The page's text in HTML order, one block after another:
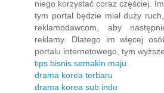
niego korzystać coraz częściej.
tym portal będzie miał duży
reklamodawcom, aby
reklamy. Dlatego im więcej
portalu internetowego, tym
tips bisnis semakin maju
drama korea terbaru
drama korea sub indo